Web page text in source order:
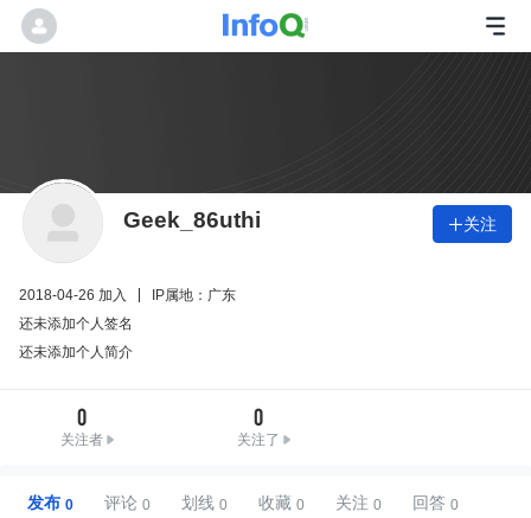
Geek_86uthi 关注
2018-04-26 加入
IP属地：广东
还未添加个人签名
还未添加个人简介
0
关注者
0
关注了
发布 评论 划线 收藏 关注 回答